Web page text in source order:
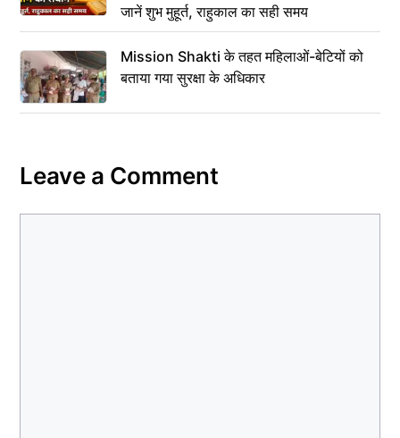
जानें शुभ मुहूर्त, राहुकाल का सही समय
Mission Shakti के तहत महिलाओं-बेटियों को
बताया गया सुरक्षा के अधिकार
Leave a Comment